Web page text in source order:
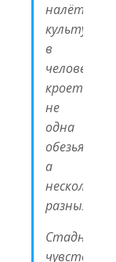
налётом
культуры»
в
человеке
кроется
не
одна
обезьяна,
а
несколько
разных.
Стадное
чувство,